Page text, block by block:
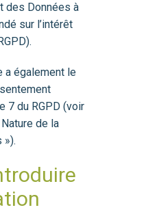
des Données à
sur l’intérêt
a également le
7 du RGPD (voir
de la
»).